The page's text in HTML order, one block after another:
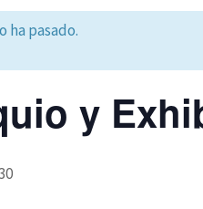
ha pasado.
y